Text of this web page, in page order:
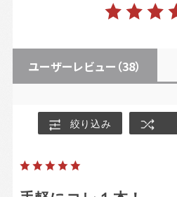
ユーザーレビュー （38）
絞り込み